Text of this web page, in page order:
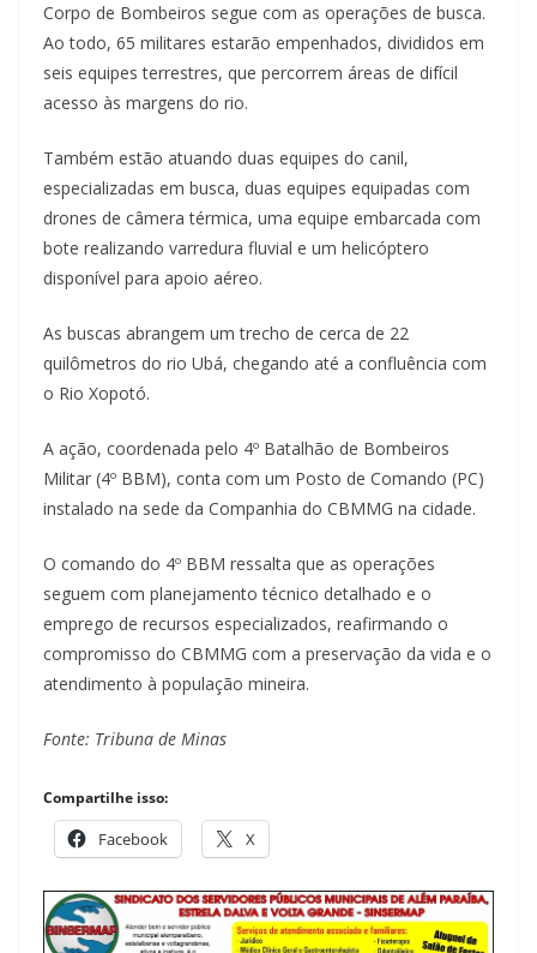
Corpo de Bombeiros segue com as operações de busca.
Ao todo, 65 militares estarão empenhados, divididos em
seis equipes terrestres, que percorrem áreas de difícil
acesso às margens do rio.
Também estão atuando duas equipes do canil,
especializadas em busca, duas equipes equipadas com
drones de câmera térmica, uma equipe embarcada com
bote realizando varredura fluvial e um helicóptero
disponível para apoio aéreo.
As buscas abrangem um trecho de cerca de 22
quilômetros do rio Ubá, chegando até a confluência com
o Rio Xopotó.
A ação, coordenada pelo 4º Batalhão de Bombeiros
Militar (4º BBM), conta com um Posto de Comando (PC)
instalado na sede da Companhia do CBMMG na cidade.
O comando do 4º BBM ressalta que as operações
seguem com planejamento técnico detalhado e o
emprego de recursos especializados, reafirmando o
compromisso do CBMMG com a preservação da vida e o
atendimento à população mineira.
Fonte: Tribuna de Minas
Compartilhe isso:
Facebook X